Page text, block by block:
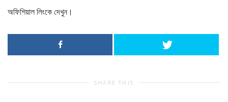
অফিশিয়াল লিংকে দেখুন।
SHARE THIS